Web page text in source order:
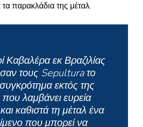
παρακλάδια της μέταλ.
Καβαλέρα εκ Βραζιλίας
τους Sepultura το
εκτός της
λαμβάνει ευρεία
καθιστά τη μέταλ ένα
που μπορεί να